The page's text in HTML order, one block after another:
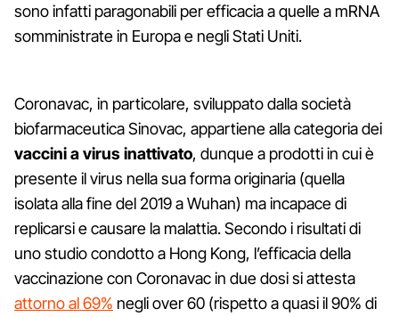
sono infatti paragonabili per efficacia a quelle a mRNA
somministrate in Europa e negli Stati Uniti.
Coronavac, in particolare, sviluppato dalla società
biofarmaceutica Sinovac, appartiene alla categoria dei
vaccini a virus inattivato, dunque a prodotti in cui è
presente il virus nella sua forma originaria (quella
isolata alla fine del 2019 a Wuhan) ma incapace di
replicarsi e causare la malattia. Secondo i risultati di
uno studio condotto a Hong Kong, l’efficacia della
vaccinazione con Coronavac in due dosi si attesta
attorno al 69% negli over 60 (rispetto a quasi il 90% di